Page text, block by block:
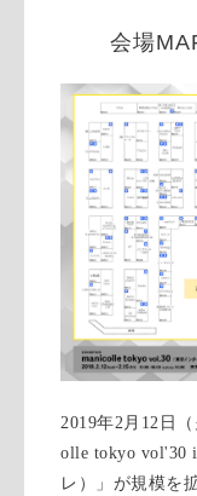
会場
2019年2月12日
olle tokyo vol'30
レ）」が規模を